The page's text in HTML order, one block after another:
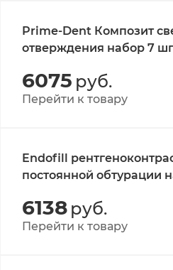
Prime-Dent Композит
отверждения набор 7
6075 руб.
Перейти к товару
Endofill
постоянной обтурации
6138 руб.
Перейти к товару